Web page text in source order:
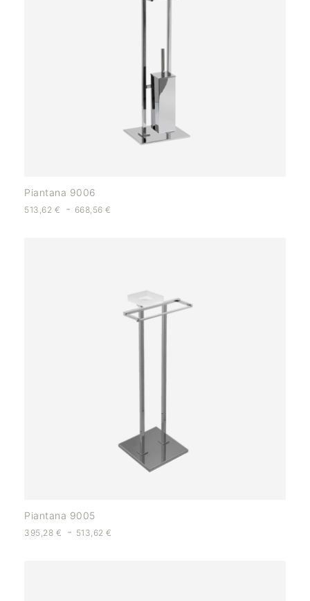
Piantana 9006
513,62 € - 668,56€
Piantana 9005
395,28 € - 513,62€